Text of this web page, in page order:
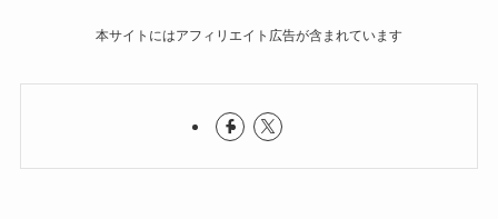
本サイトにはアフィリエイト広告が含まれています